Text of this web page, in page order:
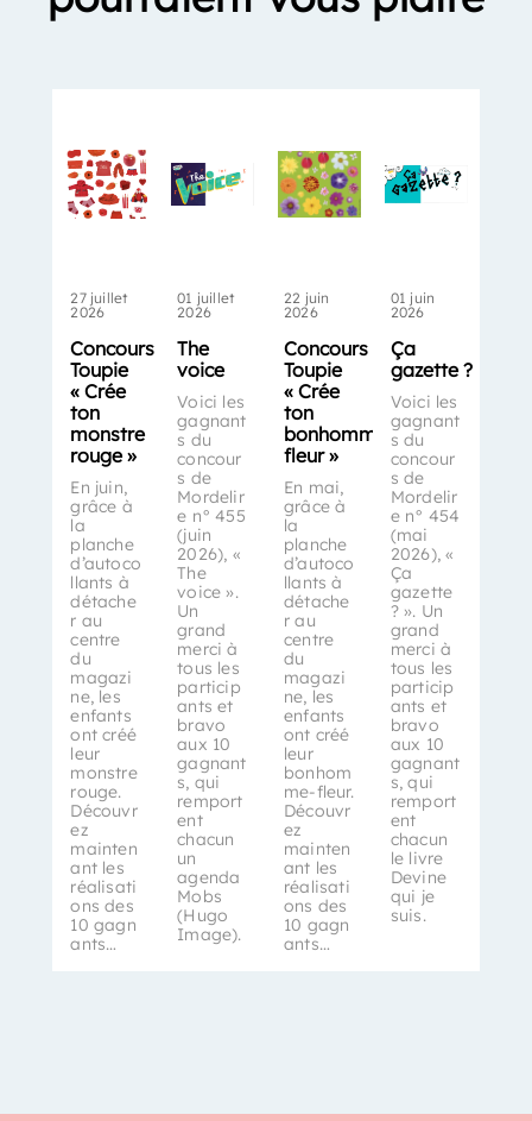
27 juillet
2026
Concours
Toupie
« Crée
ton
monstre
rouge »
En juin,
grâce à
la
planche
d’autoco
llants à
détache
r au
centre
du
magazi
ne, les
enfants
ont créé
leur
monstre
rouge.
Découvr
ez
mainten
ant les
réalisati
ons des
10 gagn
ants…
01 juillet
2026
The
voice
Voici les
gagnant
s du
concour
s de
Mordelir
e n° 455
(juin
2026), «
The
voice ».
Un
grand
merci à
tous les
particip
ants et
bravo
aux 10
gagnant
s, qui
remport
ent
chacun
un
agenda
Mobs
(Hugo
Image).
22 juin
2026
Concours
Toupie
« Crée
ton
bonhomme-
fleur »
En mai,
grâce à
la
planche
d’autoco
llants à
détache
r au
centre
du
magazi
ne, les
enfants
ont créé
leur
bonhom
me-fleur.
Découvr
ez
mainten
ant les
réalisati
ons des
10 gagn
ants…
01 juin
2026
Ça
gazette ?
Voici les
gagnant
s du
concour
s de
Mordelir
e n° 454
(mai
2026), «
Ça
gazette
? ». Un
grand
merci à
tous les
particip
ants et
bravo
aux 10
gagnant
s, qui
remport
ent
chacun
le livre
Devine
qui je
suis.